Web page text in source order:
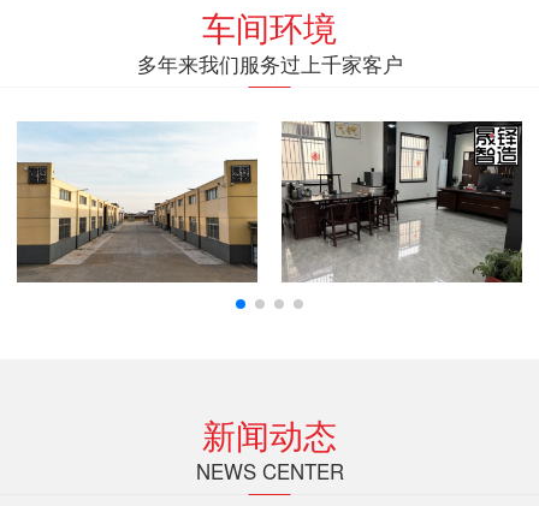
车间环境
多年来我们服务过上千家客户
新闻动态
NEWS CENTER